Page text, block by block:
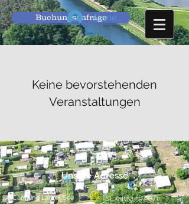
BuchungsanfrageAnmelden
Keine bevorstehenden
Veranstaltungen
Unsere Adresse
Camping Lanzer See
TEL:04153 59 91 71